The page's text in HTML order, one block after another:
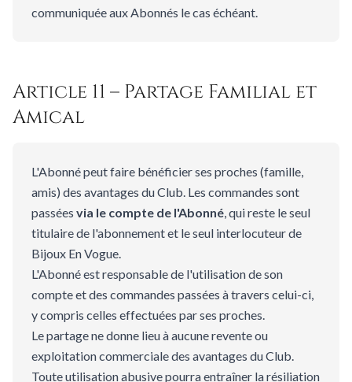
communiquée aux Abonnés le cas échéant.
Article 11 – Partage Familial et
Amical
L'Abonné peut faire bénéficier ses proches (famille,
amis) des avantages du Club. Les commandes sont
passées via le compte de l'Abonné, qui reste le seul
titulaire de l'abonnement et le seul interlocuteur de
Bijoux En Vogue.
L'Abonné est responsable de l'utilisation de son
compte et des commandes passées à travers celui-ci,
y compris celles effectuées par ses proches.
Le partage ne donne lieu à aucune revente ou
exploitation commerciale des avantages du Club.
Toute utilisation abusive pourra entraîner la résiliation